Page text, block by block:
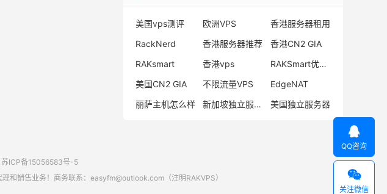
美国vps测评 欧洲VPS
香港服务器租用
RackNerd
香港服务器推荐
香港CN2 GIA
RAKsmart
香港vps
RAKSmart优惠码
美国CN2 GIA
不限流量VPS
EdgeNAT
丽萨主机怎么样
新加坡独立服务器 美国独立服务器
苏ICP备15056583号-5
和销售业务！商务联系：easyfm@outlook.com（注明RAKVPS）

QQ咨询

关注微信